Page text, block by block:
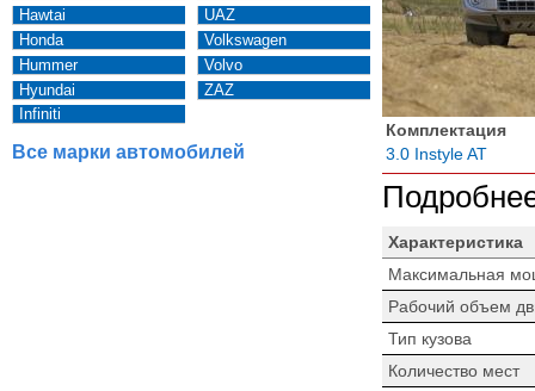
Hawtai
Honda
Hummer
Hyundai
Infiniti
UAZ
Volkswagen
Volvo
ZAZ
Все марки автомобилей
Комплектация
3.0 Instyle AT
Характеристика
Максимальная
Рабочий объем
Тип кузова
Количество мест